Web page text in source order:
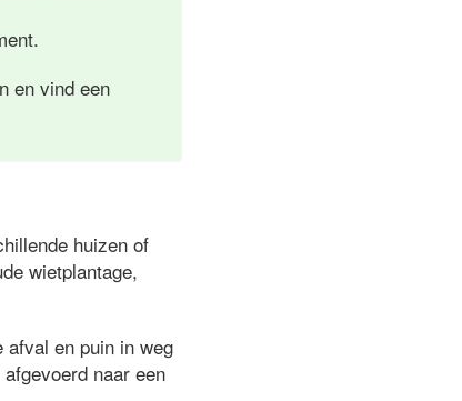
en vind een
huizen of
wietplantage,
en puin in weg
naar een